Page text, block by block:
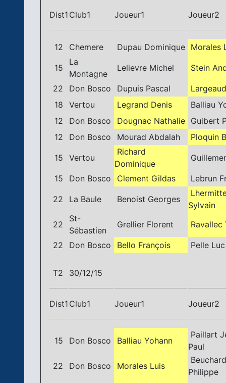
Dist1 Club1 Joueur1 Joueur2
12 Chemere Dupau Dominique Morales
15
La
Montagne
Lelievre Michel Stein
22 Don Bosco Dupuis Pascal
18 Vertou Legrand Denis
Balliau
12
Don Bosco Dougnac Nathalie Guibert
12
Don Bosco Mourad Abdalah Ploquin
15 Vertou
Richard
Dominique
15 Don Bosco Clement Gildas Lebrun
22 La Baule Benoist Georges
Sylvain
22
St-
Sébastien
Grellier Florent Ravallec
22 Don Bosco Bello François Pelle Luc
T2 30/12/15
Dist1 Club1 Joueur1 Joueur2
15 Don Bosco Balliau Yohann
Paillart
Paul
22
Don Bosco Morales Luis
Beuchard
Philippe